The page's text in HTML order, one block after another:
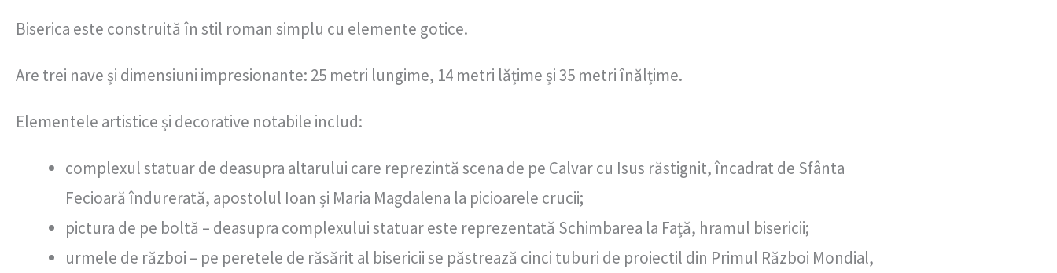
Biserica este construită în stil roman simplu cu elemente gotice.
Are trei nave și dimensiuni impresionante: 25 metri lungime, 14 metri lățime și 35 metri înălțime.
Elementele artistice și decorative notabile includ:
complexul statuar de deasupra altarului care reprezintă scena de pe Calvar cu Isus răstignit, încadrat de Sfânta
Fecioară îndurerată, apostolul Ioan și Maria Magdalena la picioarele crucii;
pictura de pe boltă – deasupra complexului statuar este reprezentată Schimbarea la Față, hramul bisericii;
urmele de război – pe peretele de răsărit al bisericii se păstrează cinci tuburi de proiectil din Primul Război Mondial,